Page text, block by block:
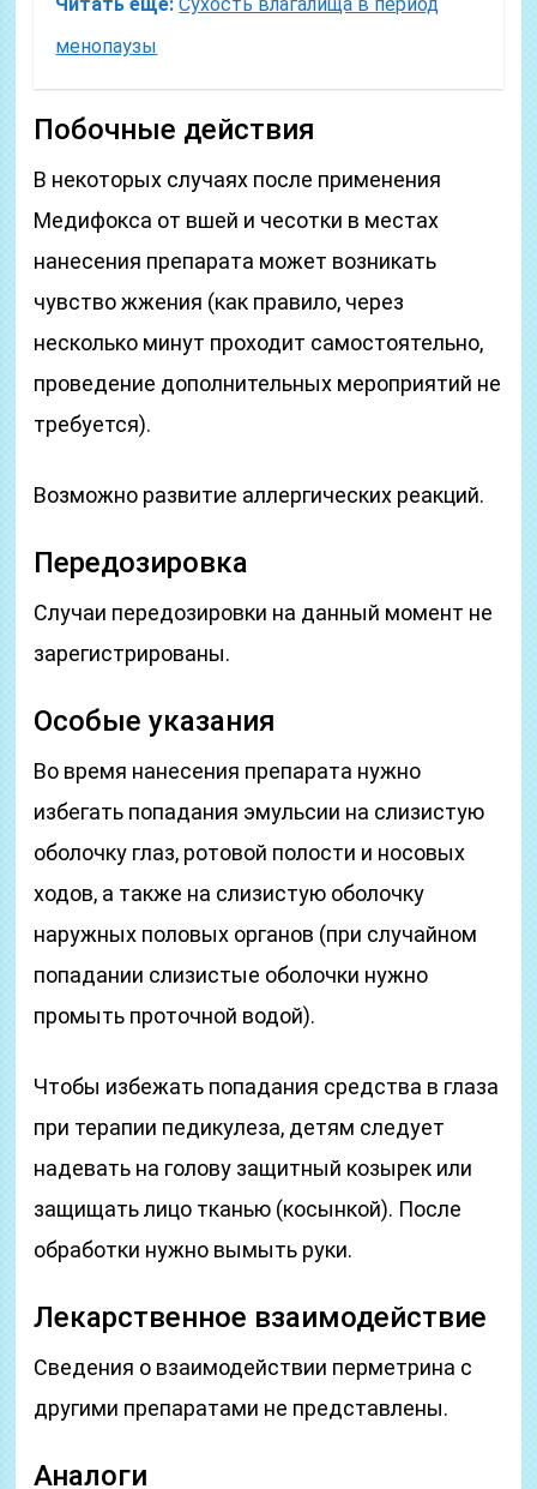
менопаузы
Побочные действия
В некоторых случаях после применения
Медифокса от вшей и чесотки в местах
нанесения препарата может возникать
чувство жжения (как правило, через
несколько минут проходит самостоятельно,
проведение дополнительных мероприятий не
требуется).
Возможно развитие аллергических реакций.
Передозировка
Случаи передозировки на данный момент не
зарегистрированы.
Особые указания
Во время нанесения препарата нужно
избегать попадания эмульсии на слизистую
оболочку глаз, ротовой полости и носовых
ходов, а также на слизистую оболочку
наружных половых органов (при случайном
попадании слизистые оболочки нужно
промыть проточной водой).
Чтобы избежать попадания средства в глаза
при терапии педикулеза, детям следует
надевать на голову защитный козырек или
защищать лицо тканью (косынкой). После
обработки нужно вымыть руки.
Лекарственное взаимодействие
Сведения о взаимодействии перметрина с
другими препаратами не представлены.
Аналоги